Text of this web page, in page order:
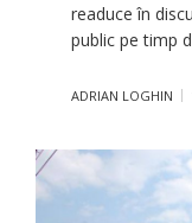
readuce în
public pe timp
ADRIAN LOGHIN